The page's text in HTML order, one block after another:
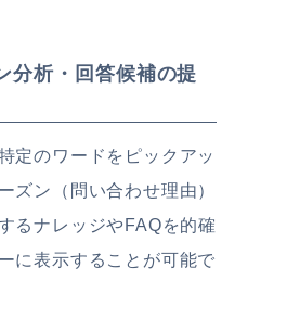
分析・回答候補の提
定のワードをピックアッ
ズン（問い合わせ理由）
るナレッジやFAQを的確
に表示することが可能で